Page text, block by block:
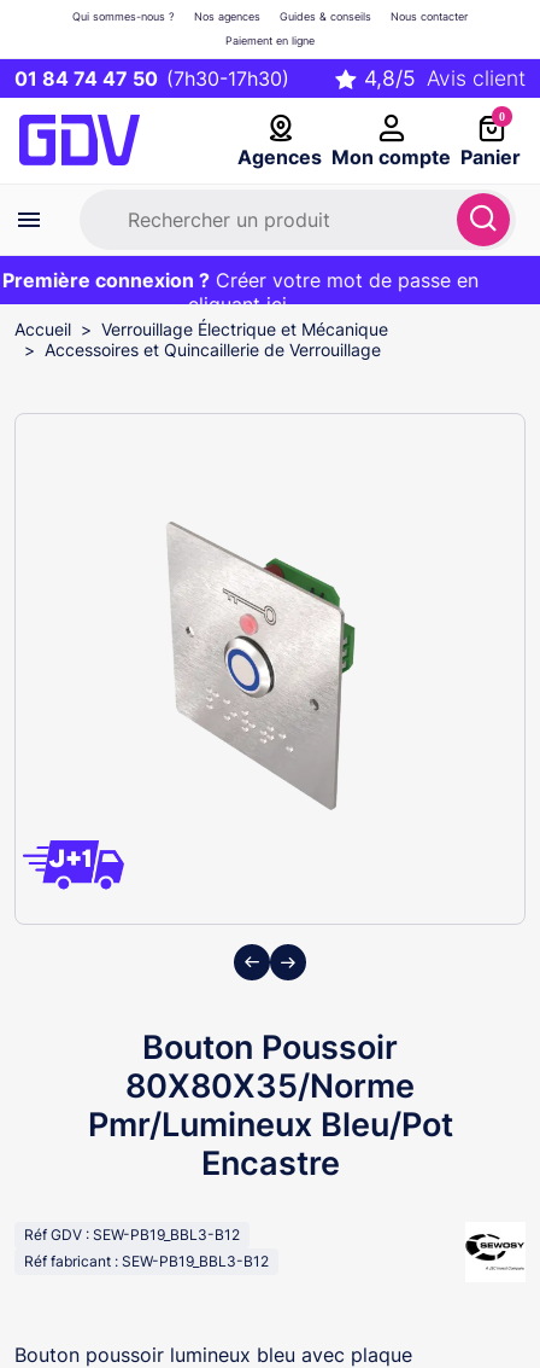
01 84 74 47 50 (7h30-17h30)
Agences Mon compte
Qui sommes-nous ? Nos agences Guides & conseils
Nous contacter
Paiement en ligne
0
Panier
Première commande ?20€ OFFERT sur votre panier
et livraison 24/48h gratuite avec le codeBIENVENUE
connexion ? Créer votre mot de passe en
cliquant ici
EXCLU WEB :
Accueil
Verrouillage Électrique et Mécanique
Accessoires et Quincaillerie de Verrouillage
Previous
Next
Bouton Poussoir
80X80X35/Norme
Pmr/Lumineux Bleu/Pot
Encastre
Réf GDV : SEW-PB19_BBL3-B12
Réf fabricant : SEW-PB19_BBL3-B12
Bouton poussoir lumineux bleu avec plaque